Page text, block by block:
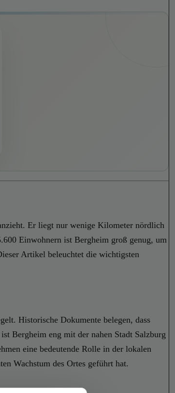
Er liegt nur wenige Kilometer nördlich
Einwohnern ist Bergheim groß genug, um
Artikel beleuchtet die wichtigsten
Historische Dokumente belegen, dass
Bergheim eng mit der nahen Stadt Salzburg
eine bedeutende Rolle in der lokalen
Wachstum des Ortes geführt hat.